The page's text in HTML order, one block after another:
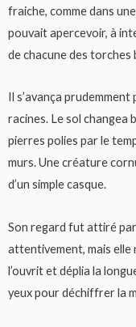
fraiche, comme dans
pouvait apercevoir, à
de chacune des torches
Il s’avança
racines. Le sol changea
pierres polies par le
murs. Une créature
d’un simple casque.
Son regard fut attiré par
attentivement, mais
l’ouvrit et déplia la
yeux pour déchiffrer la